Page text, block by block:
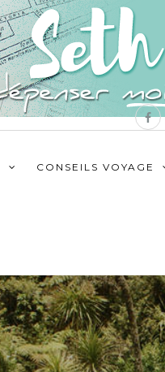
CONSEILS VOYAGE